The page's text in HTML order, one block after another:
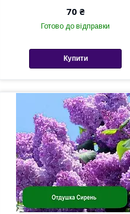
70 ₴
Готово до відправки
Купити